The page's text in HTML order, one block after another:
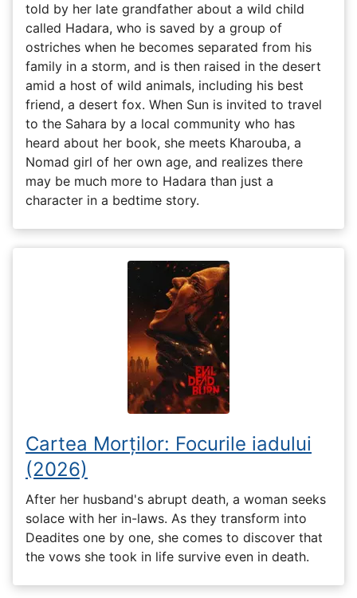
told by her late grandfather about a wild child
called Hadara, who is saved by a group of
ostriches when he becomes separated from his
family in a storm, and is then raised in the desert
amid a host of wild animals, including his best
friend, a desert fox. When Sun is invited to travel
to the Sahara by a local community who has
heard about her book, she meets Kharouba, a
Nomad girl of her own age, and realizes there
may be much more to Hadara than just a
character in a bedtime story.
Cartea Morților: Focurile iadului
(2026)
After her husband's abrupt death, a woman seeks
solace with her in-laws. As they transform into
Deadites one by one, she comes to discover that
the vows she took in life survive even in death.